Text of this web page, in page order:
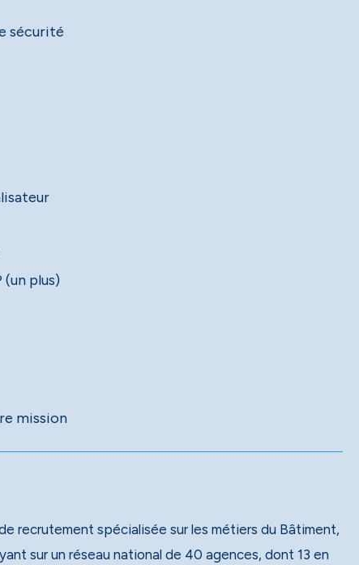
sécurité
plus)
mission
recrutement spécialisée sur les métiers du Bâtiment,